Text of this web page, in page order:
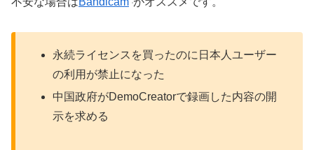
永続ライセンスを買ったのに日本人ユーザー
の利用が禁止になった
中国政府がDemoCreatorで録画した内容の開
示を求める